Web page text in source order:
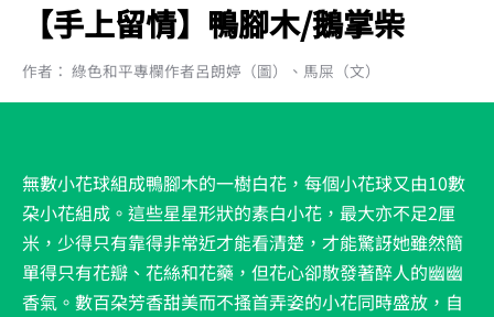
【手上留情】鴨腳木/鵝掌柴
作者： 綠色和平專欄作者呂朗婷（圖）、馬屎（文）
無數小花球組成鴨腳木的一樹白花，每個小花球又由10數
朶小花組成。這些星星形狀的素白小花，最大亦不足2厘
米，少得只有靠得非常近才能看清楚，才能驚訝她雖然簡
單得只有花瓣、花絲和花藥，但花心卻散發著醉人的幽幽
香氣。數百朶芳香甜美而不搔首弄姿的小花同時盛放，自